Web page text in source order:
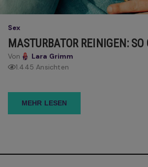
Sex
MASTURBATOR REINIGEN: SO
Von
Lara Grimm
1.445 Ansichten
MEHR LESEN